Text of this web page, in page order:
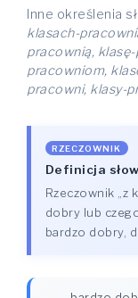
Inne określenia
klasach-
pracownią,
pracowniom,
pracowni, klasy-
RZECZOWNIK
Definicja
Rzeczownik „z
dobry lub
bardzo dobry,